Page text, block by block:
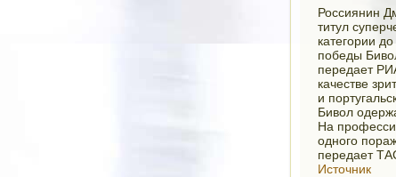
Россиянин
титул
категории
победы
передает
качестве
и
Бивол
На
одного
передает
Источник